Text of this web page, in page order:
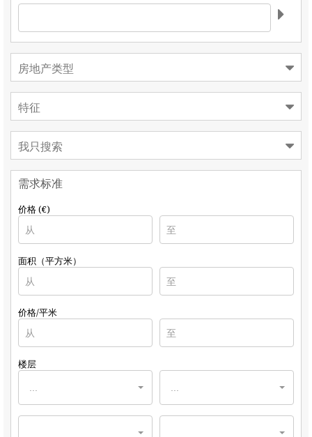
房地产类型
特征
我只搜索
需求标准
价格 (€)
面积（平方米）
价格/平米
楼层